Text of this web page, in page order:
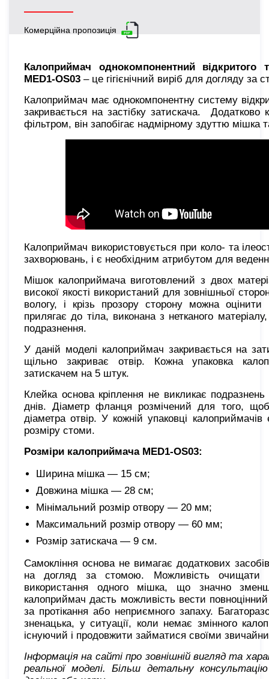
Комерційна пропозиція
Калоприймач однокомпонентний відкритого
MED1-OS03 – це гігієнічний виріб для догляду за
Калоприймач має однокомпонентну систему
закривається на застібку затискача.
фільтром, він запобігає надмірному здуттю мішка
Калоприймач використовується при коло- та
захворювань, і є необхідним атрибутом для
Мішок калоприймача виготовлений з двох
високої якості використаний для зовнішньої
вологу, і крізь прозору сторону можна
прилягає до тіла, виконана з нетканого
подразнення.
У даній моделі калоприймач закривається на
щільно закриває отвір. Кожна упаковка
затискачем на 5 штук.
Клейка основа кріплення не викликає
днів. Діаметр фланця розмічений для того,
діаметра отвір. У кожній упаковці
розміру стоми.
Розміри калоприймача MED1-OS03:
Ширина мішка — 15 см;
Довжина мішка — 28 см;
Мінімальний розмір отвору — 20 мм;
Максимальний розмір отвору — 60 мм;
Розмір затискача — 9 см.
Самокління основа не вимагає додаткових
на догляд за стомою. Можливість очищати
використання одного мішка, що значно
калоприймач дасть можливість вести
за протікання або неприємного запаху.
зненацька, у ситуації, коли немає змінного
існуючий і продовжити займатися своїми
Інформація на сайті про зовнішній вигляд та
реальної моделі. Більш детальну